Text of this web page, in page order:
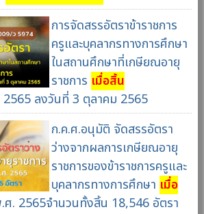
การจัดสรรอัตราข้าราชการ
ครูและบุคลากรทางการศึกษา
ในสถานศึกษาที่เกษียณอายุ
ราชการ เมื่อสิ้น
ลงวันที่ 3 ตุลาคม 2565
ก.ค.ศ.อนุมัติ จัดสรรอัตรา
ว่างจากผลการเกษียณอายุ
ราชการของข้าราชการครูและ
บุคลากรทางการศึกษา เมื่อ
ศ. 2565จำนวนทั้งสิ้น 18,546 อัตรา